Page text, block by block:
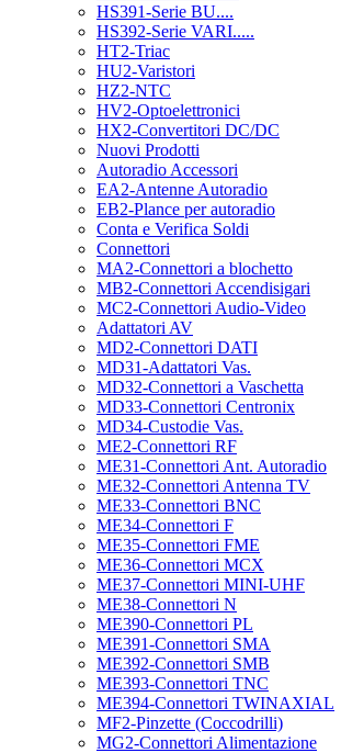
HS391-Serie BU....
HS392-Serie VARI.....
HT2-Triac
HU2-Varistori
HZ2-NTC
HV2-Optoelettronici
HX2-Convertitori DC/DC
Nuovi Prodotti
Autoradio Accessori
EA2-Antenne Autoradio
EB2-Plance per autoradio
Conta e Verifica Soldi
Connettori
MA2-Connettori a blochetto
MB2-Connettori Accendisigari
MC2-Connettori Audio-Video
Adattatori AV
MD2-Connettori DATI
MD31-Adattatori Vas.
MD32-Connettori a Vaschetta
MD33-Connettori Centronix
MD34-Custodie Vas.
ME2-Connettori RF
ME31-Connettori Ant. Autoradio
ME32-Connettori Antenna TV
ME33-Connettori BNC
ME34-Connettori F
ME35-Connettori FME
ME36-Connettori MCX
ME37-Connettori MINI-UHF
ME38-Connettori N
ME390-Connettori PL
ME391-Connettori SMA
ME392-Connettori SMB
ME393-Connettori TNC
ME394-Connettori TWINAXIAL
MF2-Pinzette (Coccodrilli)
MG2-Connettori Alimentazione